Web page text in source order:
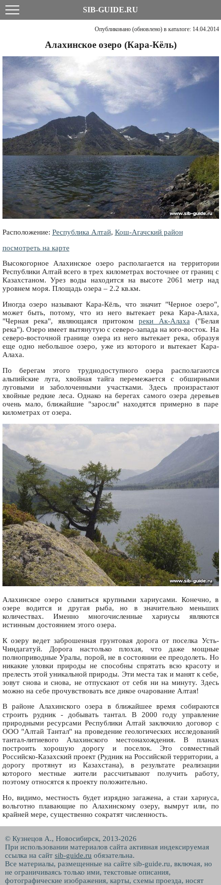
SIB-GUIDE.RU
Опубликовано (обновлено) в каталоге: 14.04.2014
Алахинское озеро (Кара-Кёль)
Расположение: Республика Алтай, Кош-Агачский район
посмотреть на карте
Высокогорное Алахинское озеро располагается на территории
Республики Алтай всего в трех километрах восточнее от границ с
Казахстаном. Урез воды находится на высоте 2061 метр над
уровнем моря. Площадь озера – 2.2 кв.км.
Иногда озеро называют Кара-Кёль, что значит "Черное озеро",
может быть, потому, что из него вытекает река Кара-Алаха,
"Черная река", являющаяся притокомреки Ак-Алаха ("Белая
река"). Озеро имеет вытянутую с северо-запада на юго-восток. На
северо-восточной границе озера из него вытекает река, образуя
еще одно небольшое озеро, уже из которого и вытекает Кара-
Алаха.
По берегам этого труднодоступного озера располагаются
альпийские луга, хвойная тайга перемежается с обширными
луговыми и заболоченными участками. Здесь произрастают
хвойные редкие леса. Однако на берегах самого озера деревьев
очень мало, ближайшие "заросли" находятся примерно в паре
километрах от озера.
Алахинское озеро славиться крупными хариусами. Конечно, в
озере водится и другая рыба, но в значительно меньших
количествах. Именно многочисленные хариусы являются
истинным достоянием этого озера.
К озеру ведет заброшенная грунтовая дорога от поселка Усть-
Чиндагатуй. Дорога настолько плохая, что даже мощные
полноприводные Уралы, порой, не в состоянии ее преодолеть. Но
никакие уловки природы не способны спрятать всю красоту и
прелесть этой уникальной природы. Эти места так и манят к себе,
зовут снова и снова, не отпускают от себя ни на минуту. Здесь
можно на себе прочувствовать все дикое очарование Алтая!
В районе Алахинского озера в ближайшее время собираются
строить рудник - добывать тантал. В 2000 году управление
природными ресурсами Республики Алтай заключило договор с
ООО "Алтай Тантал" на проведение геологических исследований
тантал-литиевого Алахинского местонахождения. В планах
построить хорошую дорогу и поселок. Это совместный
Российско-Казахский проект (Рудник на Российской территории, а
дорогу протянут из Казахстана), в результате реализации
которого местные жители рассчитывают получить работу,
поэтому относятся к проекту положительно.
Но, видимо, местность будет изрядно загажена, а стаи хариуса,
вольготно плавающие по Алахинскому озеру, вымрут или, по
крайней мере, существенно сократят численность.
© Кузнецов А., Новосибирск, 2013-2026
При использовании материалов сайта активная индексируемая
ссылка на сайт sib-guide.ru обязательна.
Все материалы, размещенные на сайте sib-guide.ru, включая, но
не ограничиваясь только ими, текстовые описания,
фотографические изображения, карты, схемы проезда, носят